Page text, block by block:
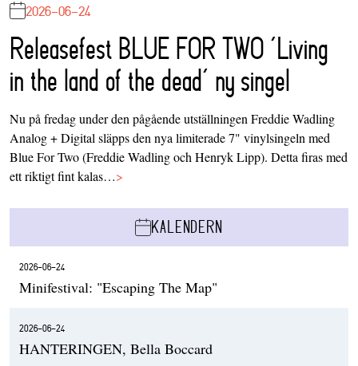
2026-06-24
Releasefest BLUE FOR TWO ‘Living
in the land of the dead’ ny singel
Nu på fredag under den pågående utställningen Freddie Wadling
Analog + Digital släpps den nya limiterade 7" vinylsingeln med
Blue For Two (Freddie Wadling och Henryk Lipp). Detta firas med
ett riktigt fint kalas…>
KALENDERN
2026-06-24
Minifestival: "Escaping The Map"
2026-06-24
HANTERINGEN, Bella Boccard